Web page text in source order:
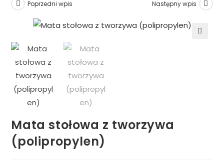
Poprzedni wpis Następny wpis
Mata stołowa z tworzywa
(polipropylen)